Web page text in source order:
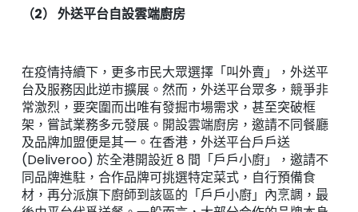
（2） 外送平台自設雲端廚房
在疫情持續下，更多市民大眾選擇「叫外賣」，外送平
台及服務因此逆市擴展。然而，外送平台眾多，競爭非
常激烈，要突圍而出唯有發掘市場需求，甚至突破框
架，嘗試業務多元發展。開設雲端廚房，邀請不同餐廳
及品牌加盟便是其一。在香港，外送平台戶戶送
(Deliveroo) 於全港開設近 8 間「戶戶小廚」，邀請不
同品牌進駐，合作品牌可挑選特定菜式，自行預備食
材，再分派旗下廚師到該區的「戶戶小廚」內烹調，最